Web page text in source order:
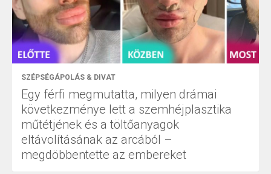
SZÉPSÉGÁPOLÁS & DIVAT
Egy férfi megmutatta, milyen drámai
következménye lett a szemhéjplasztika
műtétjének és a töltőanyagok
eltávolításának az arcából –
megdöbbentette az embereket